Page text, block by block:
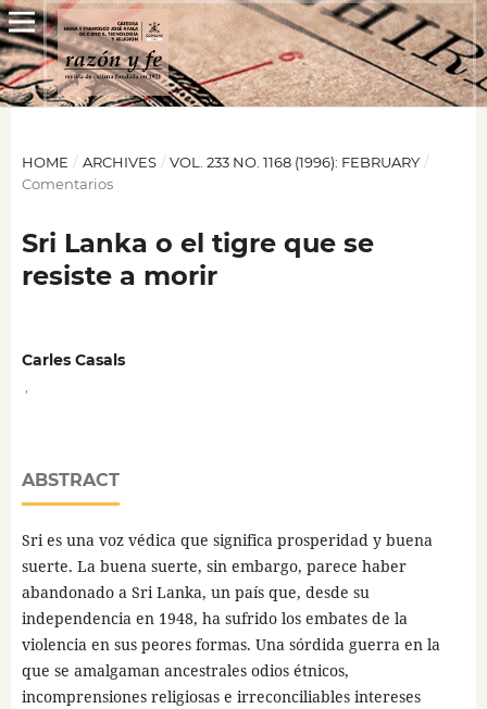
HOME / ARCHIVES / VOL. 233 NO. 1168 (1996): FEBRUARY /
Comentarios
Sri Lanka o el tigre que se
resiste a morir
Carles Casals
ABSTRACT
Sri es una voz védica que significa prosperidad y buena
suerte. La buena suerte, sin embargo, parece haber
abandonado a Sri Lanka, un país que, desde su
independencia en 1948, ha sufrido los embates de la
violencia en sus peores formas. Una sórdida guerra en la
que se amalgaman ancestrales odios étnicos,
incomprensiones religiosas e irreconciliables intereses